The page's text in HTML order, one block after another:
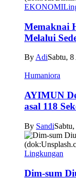
EKONOMI
Memaknai
Melalui
By AdiSabtu,
Humaniora
AYIMUN
asal 118
By Sandi
Lingkungan
Dim-sum